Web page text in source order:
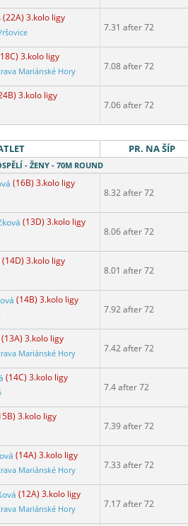
(22A) 3.kolo ligy
7.31 after 72
3.kolo ligy
Mariánské Hory 7.08 after 72
3.kolo ligy
7.06 after 72
PR. NA ŠÍP
- ŽENY - 70M ROUND
(16B) 3.kolo ligy
8.32 after 72
(13D) 3.kolo ligy
8.06 after 72
(14D) 3.kolo ligy
8.01 after 72
(14B) 3.kolo ligy
7.92 after 72
(13A) 3.kolo ligy
Mariánské Hory 7.42 after 72
(14C) 3.kolo ligy
7.4 after 72
3.kolo ligy
7.39 after 72
(14A) 3.kolo ligy
Mariánské Hory 7.33 after 72
(12A) 3.kolo ligy
Mariánské Hory 7.17 after 72